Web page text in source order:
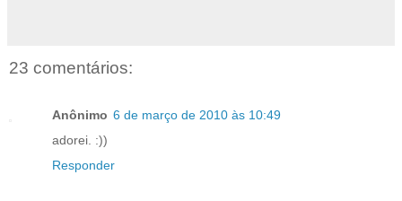
23 comentários:
Anônimo 6 de março de 2010 às 10:49
adorei. :))
Responder